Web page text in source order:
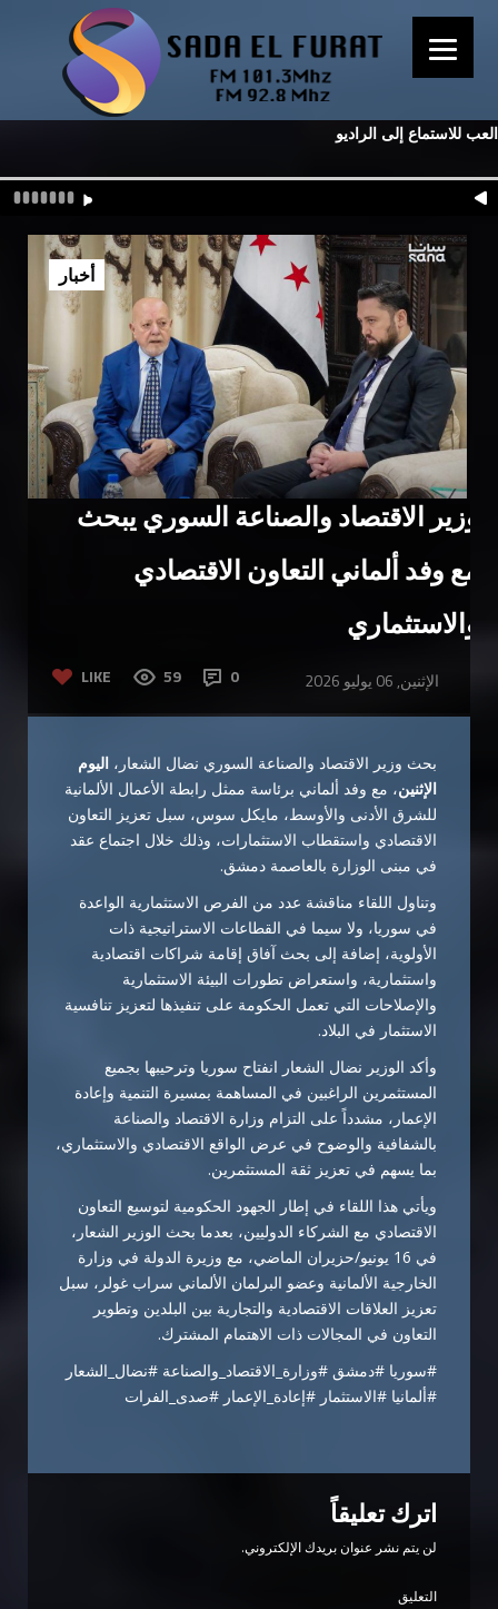
العب للاستماع إلى الراديو
وزير الاقتصاد والصناعة السوري يبحث
مع وفد ألماني التعاون الاقتصادي
والاستثماري
LIKE 59 0 الإثنين, 06 يوليو 2026
أخبار
بحث وزير الاقتصاد والصناعة السوري نضال الشعار، اليوم
الإثنين، مع وفد ألماني برئاسة ممثل رابطة الأعمال الألمانية
للشرق الأدنى والأوسط، مايكل سوس، سبل تعزيز التعاون
الاقتصادي واستقطاب الاستثمارات، وذلك خلال اجتماع عقد
في مبنى الوزارة بالعاصمة دمشق.
وتناول اللقاء مناقشة عدد من الفرص الاستثمارية الواعدة
في سوريا، ولا سيما في القطاعات الاستراتيجية ذات
الأولوية، إضافة إلى بحث آفاق إقامة شراكات اقتصادية
واستثمارية، واستعراض تطورات البيئة الاستثمارية
والإصلاحات التي تعمل الحكومة على تنفيذها لتعزيز تنافسية
الاستثمار في البلاد.
وأكد الوزير نضال الشعار انفتاح سوريا وترحيبها بجميع
المستثمرين الراغبين في المساهمة بمسيرة التنمية وإعادة
الإعمار، مشدداً على التزام وزارة الاقتصاد والصناعة
بالشفافية والوضوح في عرض الواقع الاقتصادي والاستثماري،
بما يسهم في تعزيز ثقة المستثمرين.
ويأتي هذا اللقاء في إطار الجهود الحكومية لتوسيع التعاون
الاقتصادي مع الشركاء الدوليين، بعدما بحث الوزير الشعار،
في 16 يونيو/حزيران الماضي، مع وزيرة الدولة في وزارة
الخارجية الألمانية وعضو البرلمان الألماني سراب غولر، سبل
تعزيز العلاقات الاقتصادية والتجارية بين البلدين وتطوير
التعاون في المجالات ذات الاهتمام المشترك.
#سوريا #دمشق #وزارة_الاقتصاد_والصناعة #نضال_الشعار
#ألمانيا #الاستثمار #إعادة_الإعمار #صدى_الفرات
اترك تعليقاً
لن يتم نشر عنوان بريدك الإلكتروني.
التعليق